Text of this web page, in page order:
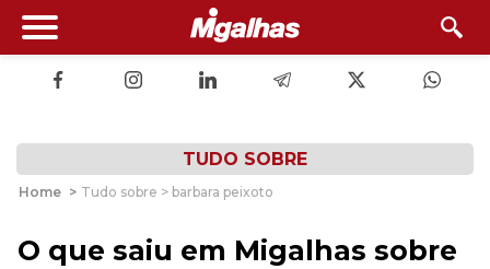
TUDO SOBRE
Home > Tudo sobre > barbara peixoto
O que saiu em Migalhas sobre